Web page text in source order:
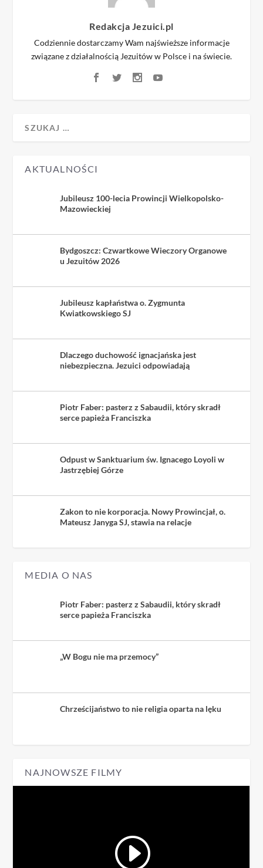
Redakcja Jezuici.pl
Codziennie dostarczamy Wam najświeższe informacje
związane z działalnością Jezuitów w Polsce i na świecie.
AKTUALNOŚCI
Jubileusz 100-lecia Prowincji Wielkopolsko-
Mazowieckiej
Bydgoszcz: Czwartkowe Wieczory Organowe
u Jezuitów 2026
Jubileusz kapłaństwa o. Zygmunta
Kwiatkowskiego SJ
Dlaczego duchowość ignacjańska jest
niebezpieczna. Jezuici odpowiadają
Piotr Faber: pasterz z Sabaudii, który skradł
serce papieża Franciszka
Odpust w Sanktuarium św. Ignacego Loyoli w
Jastrzębiej Górze
Zakon to nie korporacja. Nowy Prowincjał, o.
Mateusz Janyga SJ, stawia na relacje
MEDIA O NAS
Piotr Faber: pasterz z Sabaudii, który skradł
serce papieża Franciszka
„W Bogu nie ma przemocy”
Chrześcijaństwo to nie religia oparta na lęku
NAJNOWSZE FILMY